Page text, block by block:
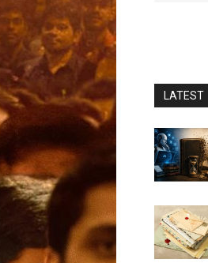
LATEST